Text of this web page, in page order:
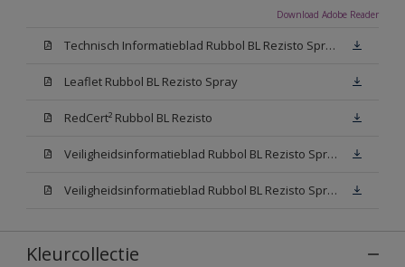
Download Adobe Reader
Technisch Informatieblad Rubbol BL Rezisto Spray (PDF)
Leaflet Rubbol BL Rezisto Spray
RedCert² Rubbol BL Rezisto
Veiligheidsinformatieblad Rubbol BL Rezisto Spray W05 (MSDS)
Veiligheidsinformatieblad Rubbol BL Rezisto Spray N00 (MSDS)
Kleurcollectie